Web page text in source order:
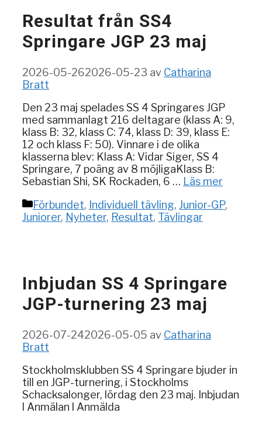
Resultat från SS4
Springare JGP 23 maj
2026-05-262026-05-23 av Catharina
Bratt
Den 23 maj spelades SS 4 Springares JGP
med sammanlagt 216 deltagare (klass A: 9,
klass B: 32, klass C: 74, klass D: 39, klass E:
12 och klass F: 50). Vinnare i de olika
klasserna blev: Klass A: Vidar Siger, SS 4
Springare, 7 poäng av 8 möjligaKlass B:
Sebastian Shi, SK Rockaden, 6 … Läs mer
Kategorier
Förbundet, Individuell tävling, Junior-GP,
Juniorer, Nyheter, Resultat, Tävlingar
Inbjudan SS 4 Springare
JGP-turnering 23 maj
2026-07-242026-05-05 av Catharina
Bratt
Stockholmsklubben SS 4 Springare bjuder in
till en JGP-turnering, i Stockholms
Schacksalonger, lördag den 23 maj. Inbjudan
l Anmälan l Anmälda